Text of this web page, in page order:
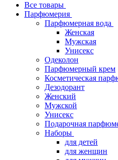
Все товары
Парфюмерия
Парфюмерная вода
Женская
Мужская
Унисекс
Одеколон
Парфюмерный крем
Косметическая
Дезодорант
Женский
Мужской
Унисекс
Подарочная
Наборы
для детей
для женщин